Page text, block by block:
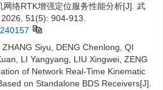
络RTK增强定位服务性能分析[J]. 武
51(5): 904-913.
Siyu, DENG Chenlong, QI
LI Yangyang, LIU Xingwei, ZENG
of Network Real-Time Kinematic
on Standalone BDS Receivers[J].